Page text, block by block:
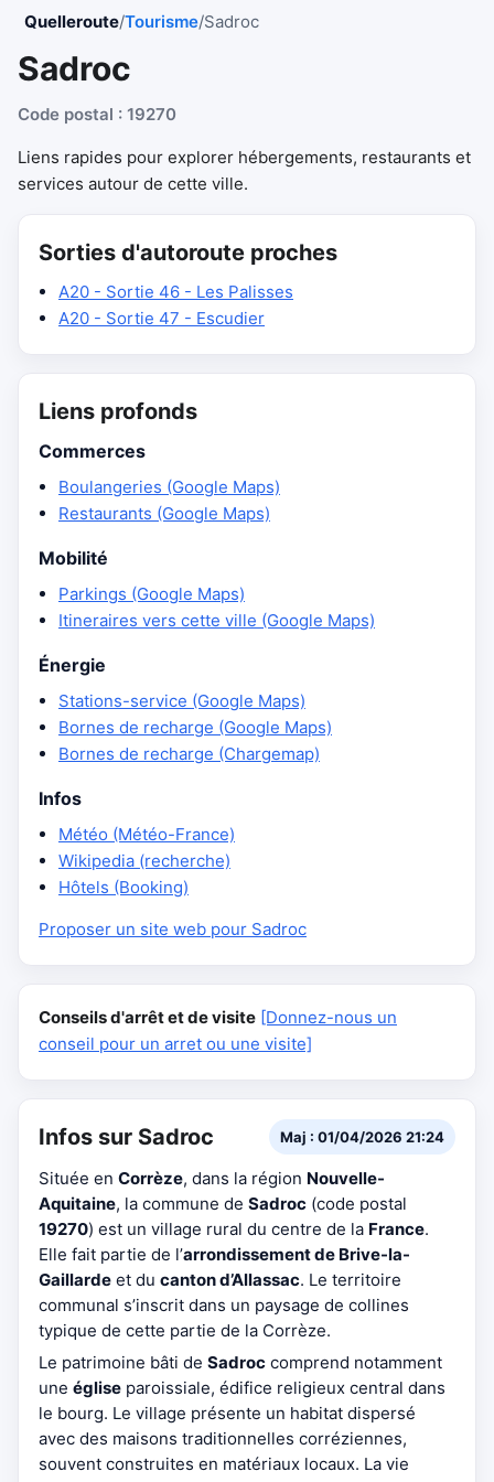
Quelleroute/Tourisme/Sadroc
Sadroc
Code postal : 19270
Liens rapides pour explorer hébergements, restaurants et
services autour de cette ville.
Sorties d'autoroute proches
A20 - Sortie 46 - Les Palisses
A20 - Sortie 47 - Escudier
Liens profonds
Commerces
Boulangeries (Google Maps)
Restaurants (Google Maps)
Mobilité
Parkings (Google Maps)
Itineraires vers cette ville (Google Maps)
Énergie
Stations-service (Google Maps)
Bornes de recharge (Google Maps)
Bornes de recharge (Chargemap)
Infos
Météo (Météo-France)
Wikipedia (recherche)
Hôtels (Booking)
Proposer un site web pour Sadroc
Conseils d'arrêt et de visite [Donnez-nous un
conseil pour un arret ou une visite]
Infos sur Sadroc Maj : 01/04/2026 21:24
Située en Corrèze, dans la région Nouvelle-
Aquitaine, la commune de Sadroc (code postal
19270) est un village rural du centre de la France.
Elle fait partie de l’arrondissement de Brive-la-
Gaillarde et du canton d’Allassac. Le territoire
communal s’inscrit dans un paysage de collines
typique de cette partie de la Corrèze.
Le patrimoine bâti de Sadroc comprend notamment
une église paroissiale, édifice religieux central dans
le bourg. Le village présente un habitat dispersé
avec des maisons traditionnelles corréziennes,
souvent construites en matériaux locaux. La vie